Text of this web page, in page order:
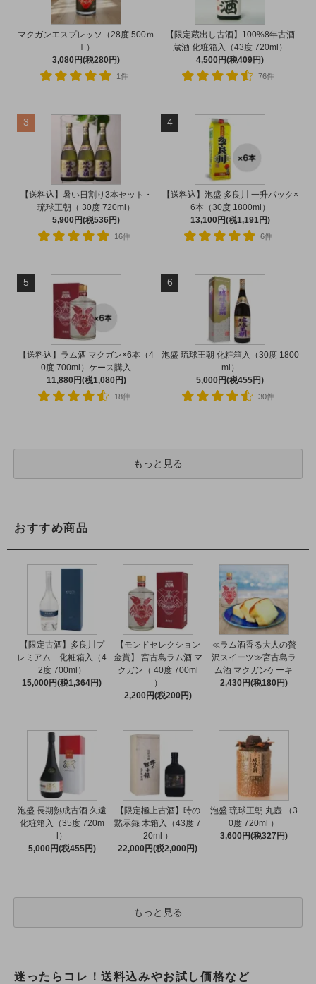
マクガンエスプレッソ（28度 500ｍ
ｌ）
3,080円(税280円)
1件
【限定蔵出し古酒】100%8年古酒
蔵酒 化粧箱入（43度 720ml）
4,500円(税409円)
76件
3
【送料込】暑い日割り3本セット・
琉球王朝（ 30度 720ml）
5,900円(税536円)
16件
4
【送料込】泡盛 多良川 一升パック×
6本（30度 1800ml）
13,100円(税1,191円)
6件
5
【送料込】ラム酒 マクガン×6本（4
0度 700ml）ケース購入
11,880円(税1,080円)
18件
6
泡盛 琉球王朝 化粧箱入（30度 1800
ml）
5,000円(税455円)
30件
もっと見る
おすすめ商品
【限定古酒】多良川プ
レミアム 化粧箱入（4
2度 700ml）
15,000円(税1,364円)
【モンドセレクション
金賞】 宮古島ラム酒 マ
クガン（ 40度 700ml
）
2,200円(税200円)
≪ラム酒香る大人の贅
沢スイーツ≫宮古島ラ
ム酒 マクガンケーキ
2,430円(税180円)
泡盛 長期熟成古酒 久遠
化粧箱入（35度 720m
l）
5,000円(税455円)
【限定極上古酒】時の
黙示録 木箱入（43度 7
20ml ）
22,000円(税2,000円)
泡盛 琉球王朝 丸壺 （3
0度 720ml ）
3,600円(税327円)
もっと見る
迷ったらコレ！送料込みやお試し価格など